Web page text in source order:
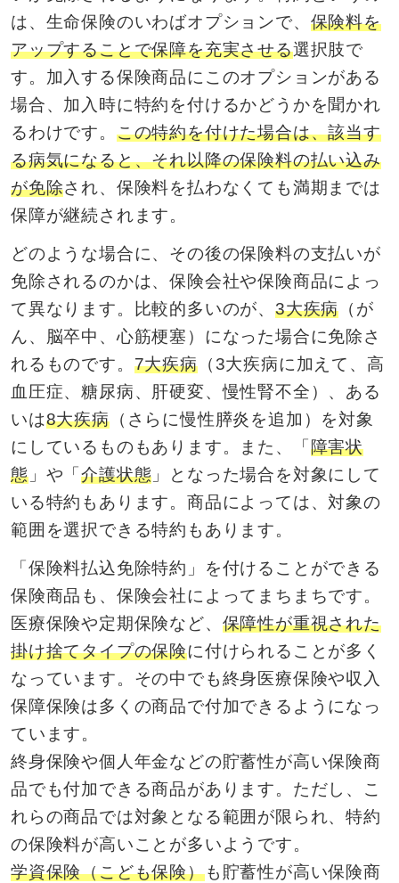
は、生命保険のいわばオプションで、 保険料を
アップすることで保障を充実させる選択肢で
す。加入する保険商品にこのオプションがある
場合、加入時に特約を付けるかどうかを聞かれ
るわけです。 この特約を付けた場合は、該当す
る病気になると、それ以降の保険料の払い込み
が免除され、保険料を払わなくても満期までは
保障が継続されます。
どのような場合に、その後の保険料の支払いが
免除されるのかは、保険会社や保険商品によっ
て異なります。比較的多いのが、 3大疾病 （が
ん、脳卒中、心筋梗塞）になった場合に免除さ
れるものです。 7大疾病（3大疾病に加えて、高
血圧症、糖尿病、肝硬変、慢性腎不全）、ある
いは8大疾病（さらに慢性膵炎を追加）を対象
にしているものもあります。また、「 障害状
態」や「介護状態 」となった場合を対象にして
いる特約もあります。商品によっては、対象の
範囲を選択できる特約もあります。
「保険料払込免除特約」を付けることができる
保険商品も、保険会社によってまちまちです。
医療保険や定期保険など、 保障性が重視された
掛け捨てタイプの保険に付けられることが多く
なっています。その中でも終身医療保険や収入
保障保険は多くの商品で付加できるようになっ
ています。
終身保険や個人年金などの貯蓄性が高い保険商
品でも付加できる商品があります。ただし、こ
れらの商品では対象となる範囲が限られ、特約
の保険料が高いことが多いようです。
学資保険（こども保険）も貯蓄性が高い保険商